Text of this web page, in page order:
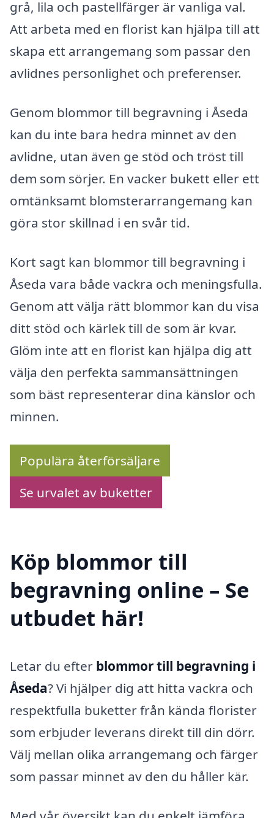
grå, lila och pastellfärger är vanliga val.
Att arbeta med en florist kan hjälpa till att
skapa ett arrangemang som passar den
avlidnes personlighet och preferenser.
Genom blommor till begravning i Åseda
kan du inte bara hedra minnet av den
avlidne, utan även ge stöd och tröst till
dem som sörjer. En vacker bukett eller ett
omtänksamt blomsterarrangemang kan
göra stor skillnad i en svår tid.
Kort sagt kan blommor till begravning i
Åseda vara både vackra och meningsfulla.
Genom att välja rätt blommor kan du visa
ditt stöd och kärlek till de som är kvar.
Glöm inte att en florist kan hjälpa dig att
välja den perfekta sammansättningen
som bäst representerar dina känslor och
minnen.
Populära återförsäljare
Se urvalet av buketter
Köp blommor till
begravning online – Se
utbudet här!
Letar du efter blommor till begravning i
Åseda? Vi hjälper dig att hitta vackra och
respektfulla buketter från kända florister
som erbjuder leverans direkt till din dörr.
Välj mellan olika arrangemang och färger
som passar minnet av den du håller kär.